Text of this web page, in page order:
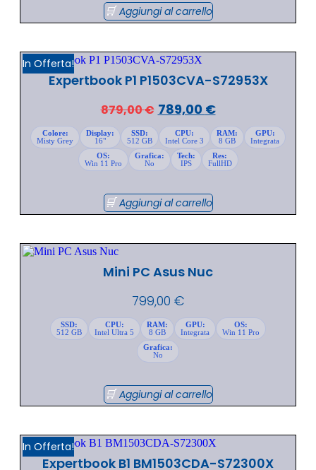
Aggiungi al carrello
In Offerta!
Expertbook P1 P1503CVA-S72953X
879,00€ 789,00 €
Colore:
Misty Grey
Display:
16"
SSD:
512 GB
CPU:
Intel Core 3
RAM:
8 GB
GPU:
Integrata
OS:
Win 11 Pro
Grafica:
No
Tech:
IPS
Res:
FullHD
Aggiungi al carrello
Mini PC Asus Nuc
799,00 €
SSD:
512 GB
CPU:
Intel Ultra 5
RAM:
8 GB
GPU:
Integrata
OS:
Win 11 Pro
Grafica:
No
Aggiungi al carrello
In Offerta!
Expertbook B1 BM1503CDA-S72300X